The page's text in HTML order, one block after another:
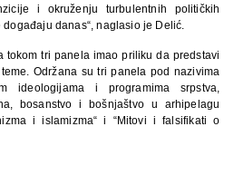
i okruženju turbulentnih političkih
danas“, naglasio je Delić.
tokom tri panela imao priliku da predstavi
Održana su tri panela pod nazivima
ideologijama i programima srpstva,
bosanstvo i bošnjaštvo u arhipelagu
i islamizma“ i “Mitovi i falsifikati o